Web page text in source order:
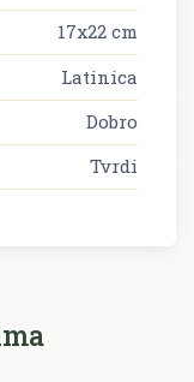
17x22 cm
Latinica
Dobro
Tvrdi